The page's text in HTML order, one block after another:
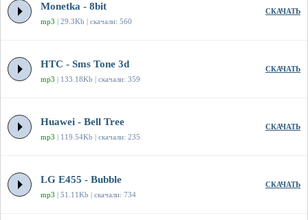
Monetka - 8bit
mp3 | 29.3Kb | скачали: 560
СКАЧАТЬ
HTC - Sms Tone 3d
mp3 | 133.18Kb | скачали: 359
СКАЧАТЬ
Huawei - Bell Tree
mp3 | 119.54Kb | скачали: 235
СКАЧАТЬ
LG E455 - Bubble
mp3 | 51.11Kb | скачали: 734
СКАЧАТЬ